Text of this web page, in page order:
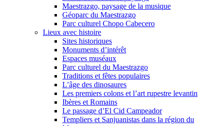
Maestrazgo, paysage de la musique
Géoparc du Maestrazgo
Parc culturel Chopo Cabecero
Lieux avec histoire
Sites historiques
Monuments d’intérêt
Espaces muséaux
Parc culturel du Maestrazgo
Traditions et fêtes populaires
L’âge des dinosaures
Les premiers colons et l’art rupestre levantin
Ibères et Romains
Le passage d’El Cid Campeador
Templiers et Sanjuanistas dans la région du